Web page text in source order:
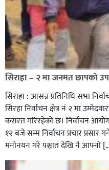
सिराहा – २ मा जनमत छापको
सिराहा : आसन्न प्रतिनिधि सभा
सिरहा निर्वाचन क्षेत्र नं २ मा
कसरत गरिरहेको छ। निर्वाचन
१२ बजे सम्म निर्वाचन प्रचार
मनोनयन गरे पश्चात देखि नै आफ्नो